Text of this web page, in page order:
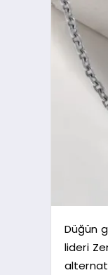
Düğün
lideri